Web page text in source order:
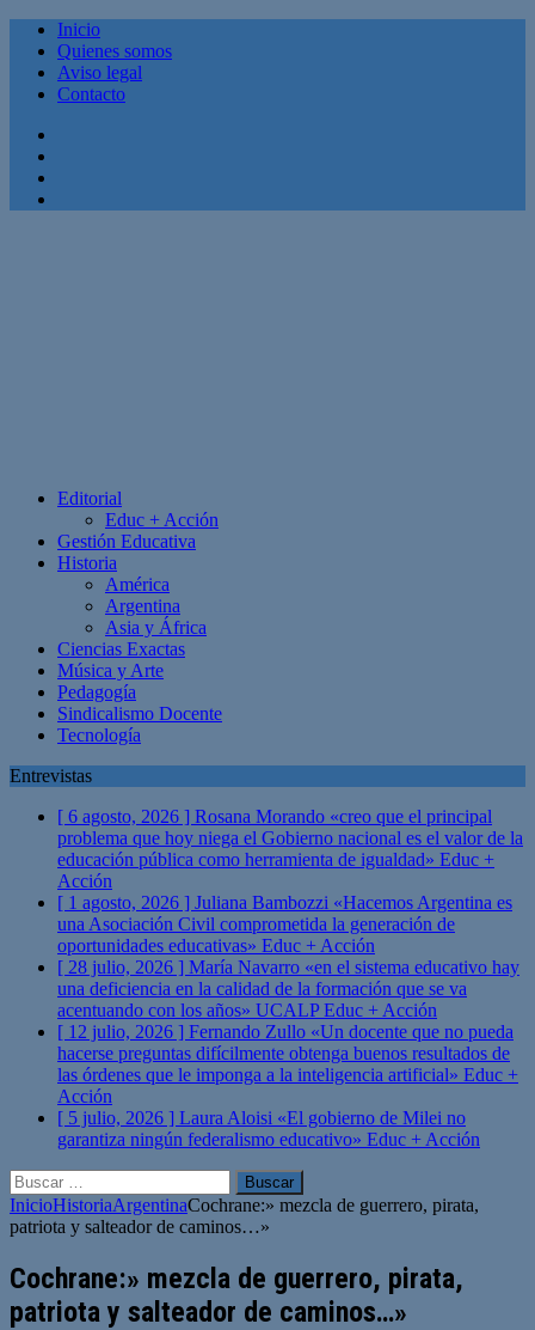
Inicio
Quienes somos
Aviso legal
Contacto
Editorial
Educ + Acción
Gestión Educativa
Historia
América
Argentina
Asia y África
Ciencias Exactas
Música y Arte
Pedagogía
Sindicalismo Docente
Tecnología
Entrevistas
[ 6 agosto, 2026 ] Rosana Morando «creo que el principal
problema que hoy niega el Gobierno nacional es el valor de la
educación pública como herramienta de igualdad» Educ +
Acción
[ 1 agosto, 2026 ] Juliana Bambozzi «Hacemos Argentina es
una Asociación Civil comprometida la generación de
oportunidades educativas» Educ + Acción
[ 28 julio, 2026 ] María Navarro «en el sistema educativo hay
una deficiencia en la calidad de la formación que se va
acentuando con los años» UCALPEduc + Acción
[ 12 julio, 2026 ] Fernando Zullo «Un docente que no pueda
hacerse preguntas difícilmente obtenga buenos resultados de
las órdenes que le imponga a la inteligencia artificial» Educ +
Acción
[ 5 julio, 2026 ] Laura Aloisi «El gobierno de Milei no
garantiza ningún federalismo educativo» Educ + Acción
Buscar:
InicioHistoriaArgentinaCochrane:» mezcla de guerrero, pirata,
patriota y salteador de caminos…»
Cochrane:» mezcla de guerrero, pirata,
patriota y salteador de caminos…»